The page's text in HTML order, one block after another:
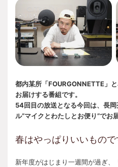
都内某所「FOURGONNETTE」
お届けする番組です。
54回目の放送となる今回は、長
ル”マイクとわたしとお便り”でお
春はやっぱりいいもので
新年度がはじまり一週間が過ぎ、